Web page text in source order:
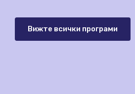
Вижте всички програми
Упражнения по ИТ,
клас